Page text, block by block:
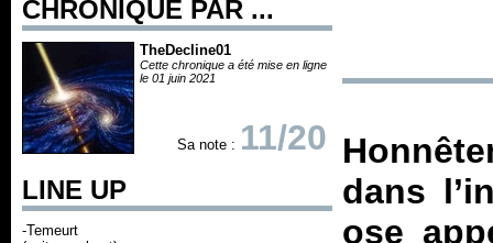
CHRONIQUE PAR ...
TheDecline01
Cette chronique a été mise en ligne
le 01 juin 2021
Sa note : 11/20
LINE UP
-Temeurt
dans
ose